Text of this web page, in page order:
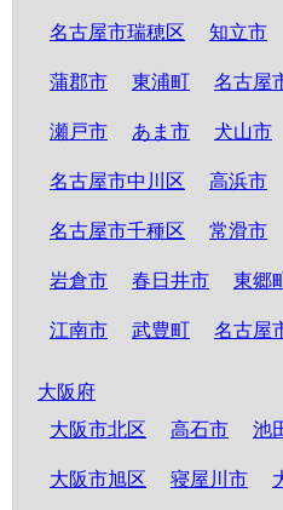
名古屋市瑞穂区 知立市
蒲郡市 東浦町 名古屋
瀬戸市 あま市 犬山市
名古屋市中川区 高浜市
名古屋市千種区 常滑市
岩倉市 春日井市 東郷
江南市 武豊町 名古屋
大阪府
大阪市北区
高石市 池
大阪市旭区 寝屋川市